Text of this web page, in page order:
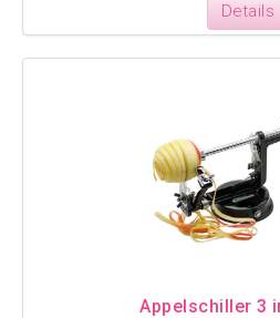
Details
Appelschiller 3